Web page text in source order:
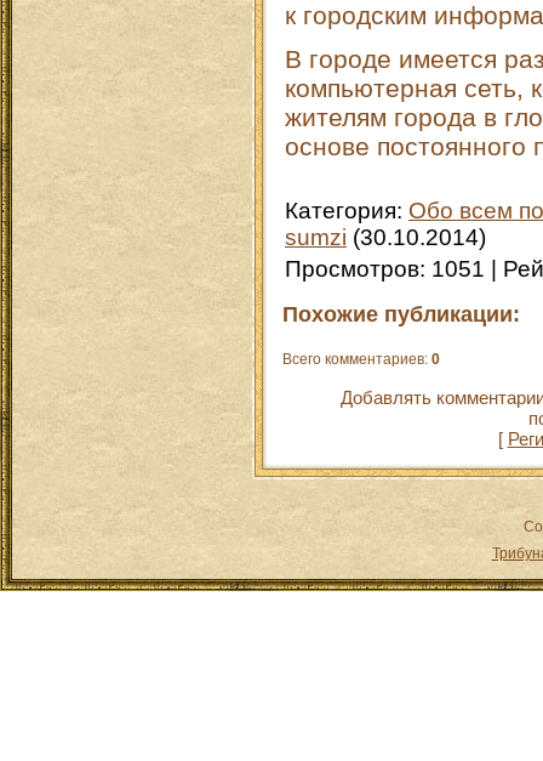
к городским
В городе имеется
компьютерная сеть,
жителям города в
основе постоянного
Категория: Обо всем
sumzi (30.10.2014)
Просмотров: 1051
Похожие публикации:
Всего комментариев: 0
Добавлять
[